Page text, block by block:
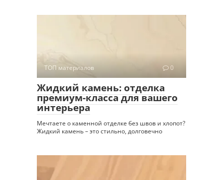
ТОП материалов 0
Жидкий камень: отделка
премиум-класса для вашего
интерьера
Мечтаете о каменной отделке без швов и хлопот?
Жидкий камень – это стильно, долговечно